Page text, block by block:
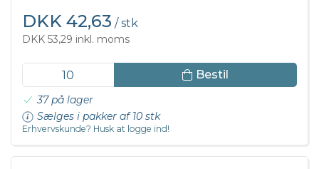
DKK 42,63 / stk
DKK 53,29 inkl. moms
Bestil
37 på lager
Sælges i pakker af 10 stk
Erhvervskunde? Husk at logge ind!